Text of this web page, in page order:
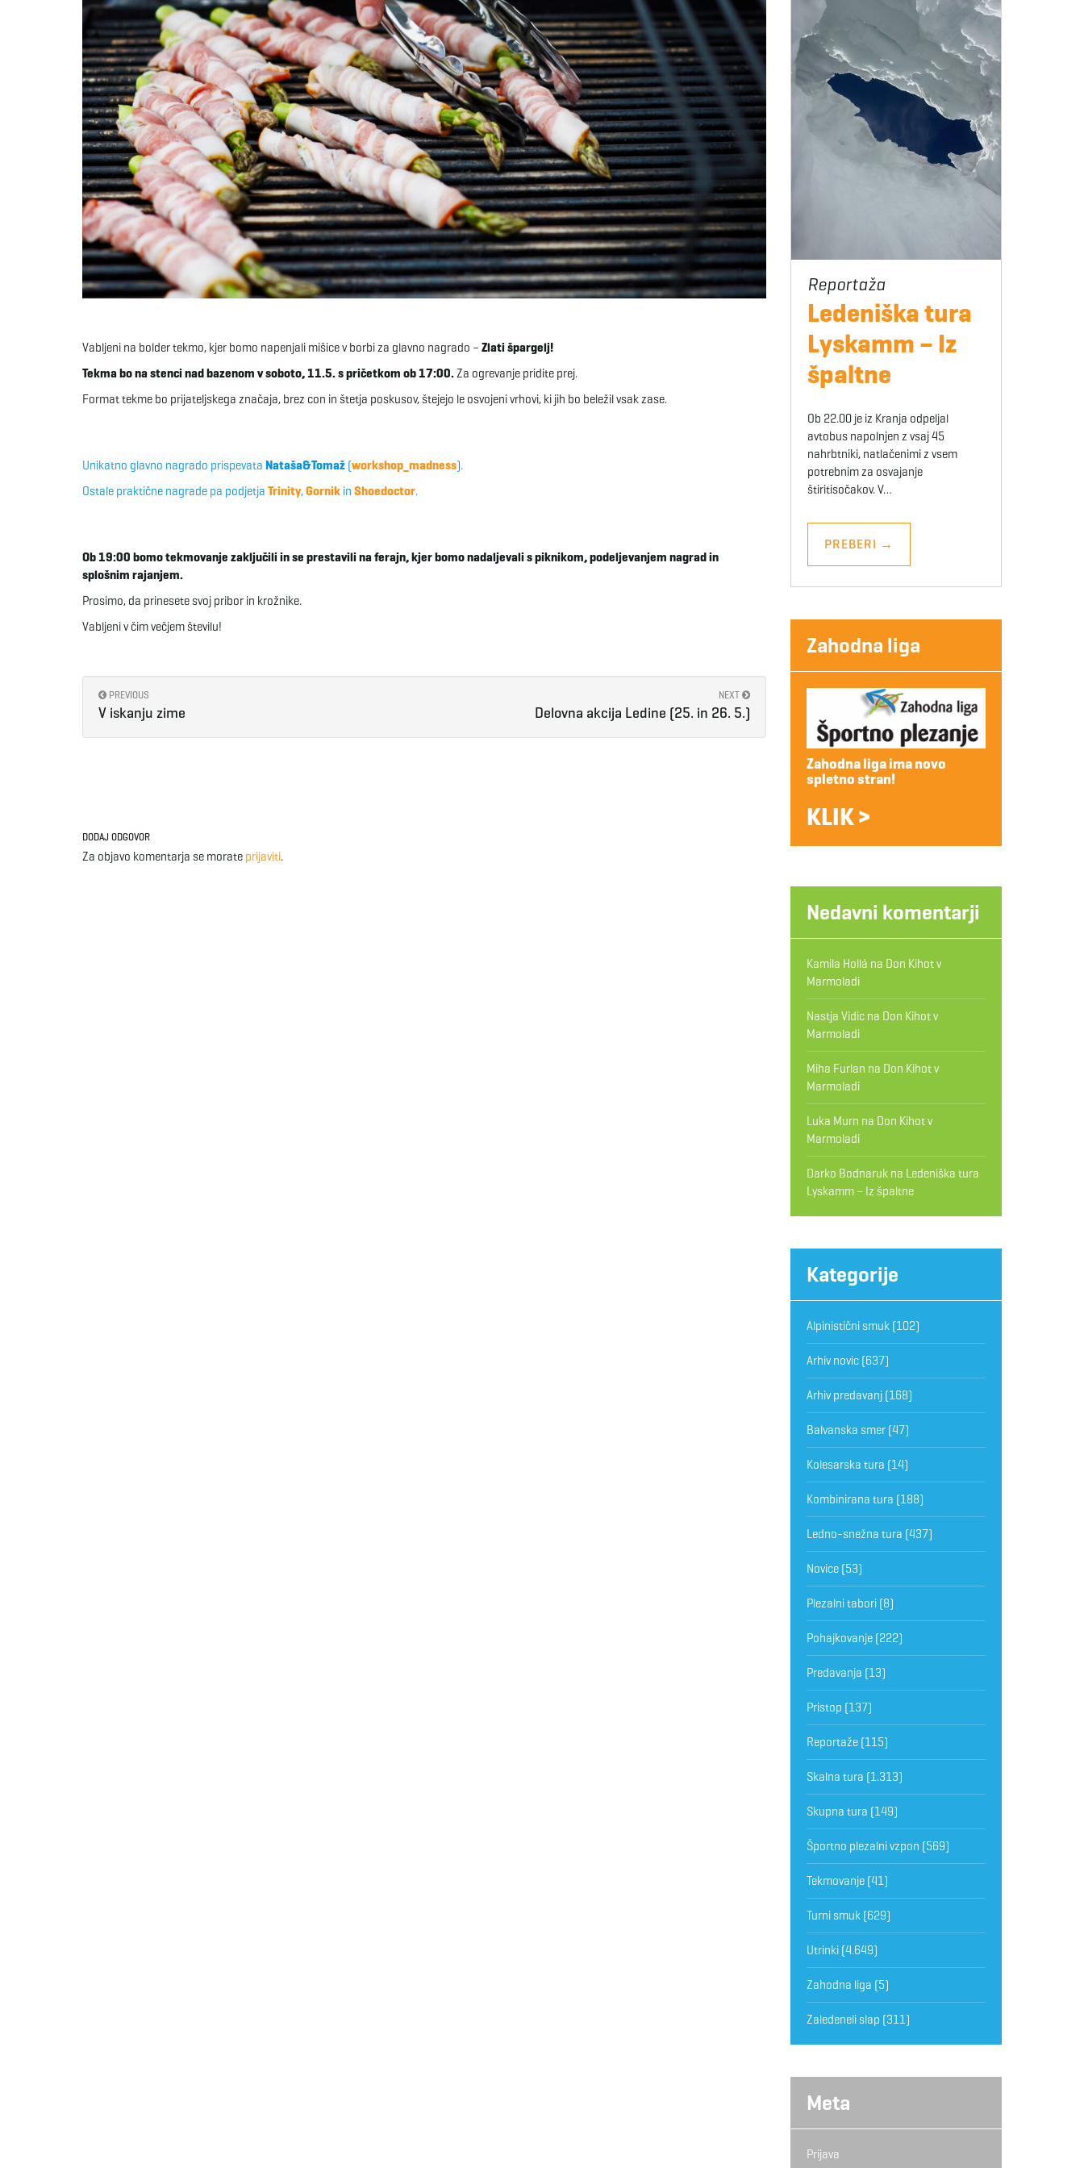
Vabljeni na bolder tekmo, kjer bomo napenjali mišice v borbi za glavno nagrado – Zlati špargelj!
Tekma bo na stenci nad bazenom v soboto, 11.5. s pričetkom ob 17:00.Za ogrevanje pridite prej.
Format tekme bo prijateljskega značaja, brez con in štetja poskusov, štejejo le osvojeni vrhovi, ki jih bo beležil vsak zase.
Unikatno glavno nagrado prispevata Nataša&Tomaž (workshop_madness).
Ostale praktične nagrade pa podjetja Trinity,Gornik in Shoedoctor.
Ob 19:00 bomo tekmovanje zaključili in se prestavili na ferajn, kjer bomo nadaljevali s piknikom, podeljevanjem nagrad in
splošnim rajanjem.
Prosimo, da prinesete svoj pribor in krožnike.
Vabljeni v čim večjem številu!
PREVIOUS
V iskanju zime
NEXT
Delovna akcija Ledine (25. in 26. 5.)
DODAJ ODGOVOR
Za objavo komentarja se morate prijaviti.
Ledeniška tura
Lyskamm – Iz
špaltne
Ob 22.00 je iz Kranja odpeljal
avtobus napolnjen z vsaj 45
nahrbtniki, natlačenimi z vsem
potrebnim za osvajanje
štiritisočakov. V…
PREBERI →
Zahodna liga
Zahodna liga ima novo
spletno stran!
KLIK >
Nedavni komentarji
Kamila Hollá na Don Kihot v
Marmoladi
Nastja Vidicna Don Kihot v
Marmoladi
Miha Furlan na Don Kihot v
Marmoladi
Luka Murn na Don Kihot v
Marmoladi
Darko Bodnarukna Ledeniška tura
Lyskamm – Iz špaltne
Kategorije
Alpinistični smuk(102)
Arhiv novic(637)
Arhiv predavanj(168)
Balvanska smer(47)
Kolesarska tura (14)
Kombinirana tura (188)
Ledno-snežna tura (437)
Novice(53)
Plezalni tabori(8)
Pohajkovanje(222)
Predavanja (13)
Pristop (137)
Reportaže(115)
Skalna tura (1.313)
Skupna tura (149)
Športno plezalni vzpon (569)
Tekmovanje(41)
Turni smuk(629)
Utrinki(4.649)
Zahodna liga (5)
Zaledeneli slap (311)
Meta
Prijava